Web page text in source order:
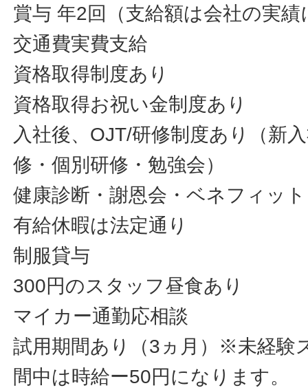
賞与 年2回（支給額は会社の実績
交通費実費支給
資格取得制度あり
資格取得お祝い金制度あり
入社後、OJT/研修制度あり（新
修・個別研修・勉強会）
健康診断・謝恩会・ベネフィット
有給休暇は法定通り
制服貸与
300円のスタッフ昼食あり
マイカー通勤応相談
試用期間あり（3ヵ月）※未経験
間中は時給ー50円になります。